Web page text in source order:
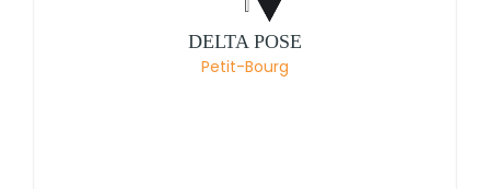
DELTA POSE
Petit-Bourg